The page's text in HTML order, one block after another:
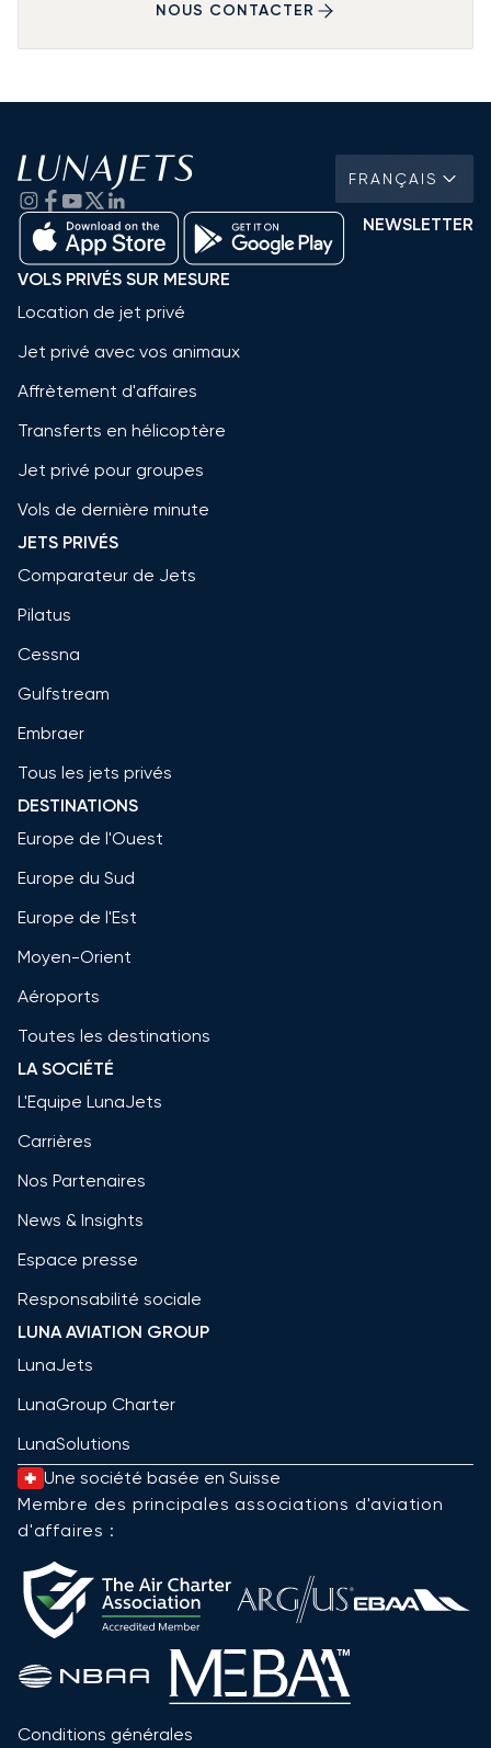
NOUS CONTACTER
FRANÇAIS
NEWSLETTER
VOLS PRIVÉS SUR MESURE
Location de jet privé
Jet privé avec vos animaux
Affrètement d'affaires
Transferts en hélicoptère
Jet privé pour groupes
Vols de dernière minute
JETS PRIVÉS
Comparateur de Jets
Pilatus
Cessna
Gulfstream
Embraer
Tous les jets privés
DESTINATIONS
Europe de l'Ouest
Europe du Sud
Europe de l'Est
Moyen-Orient
Aéroports
Toutes les destinations
LA SOCIÉTÉ
L'Equipe LunaJets
Carrières
Nos Partenaires
News & Insights
Espace presse
Responsabilité sociale
LUNA AVIATION GROUP
LunaJets
LunaGroup Charter
LunaSolutions
Une société basée en Suisse
Membre des principales associations d'aviation
d'affaires :
Conditions générales